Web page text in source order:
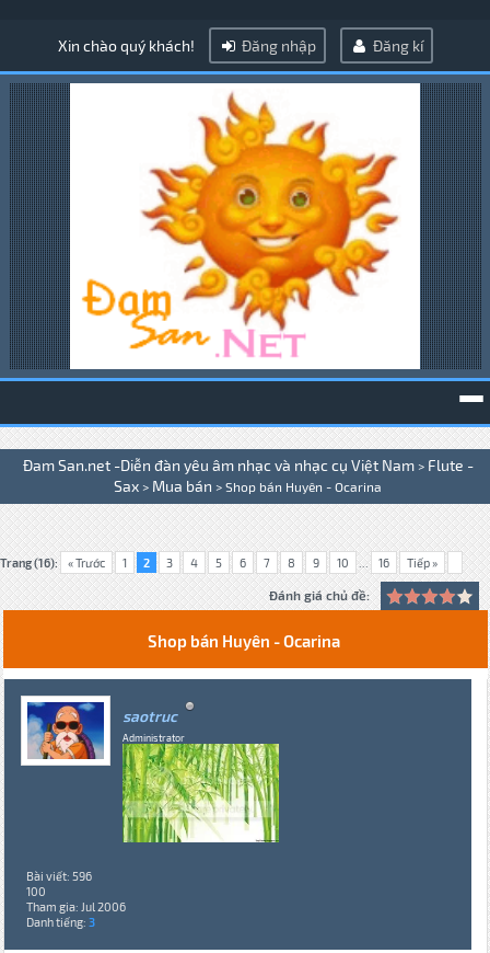
Xin chào quý khách! Đăng nhập Đăng kí
Đam San.net -Diễn đàn yêu âm nhạc và nhạc cụ Việt Nam > Flute -
Sax > Mua bán > Shop bán Huyên - Ocarina
Trang (16): « Trước 1 2 3 4 5 6 7 8 9 10 ... 16 Tiếp »
Đánh giá chủ đề:
Shop bán Huyên - Ocarina
saotruc
Administrator
Bài viết: 596
100
Tham gia: Jul 2006
Danh tiếng: 3